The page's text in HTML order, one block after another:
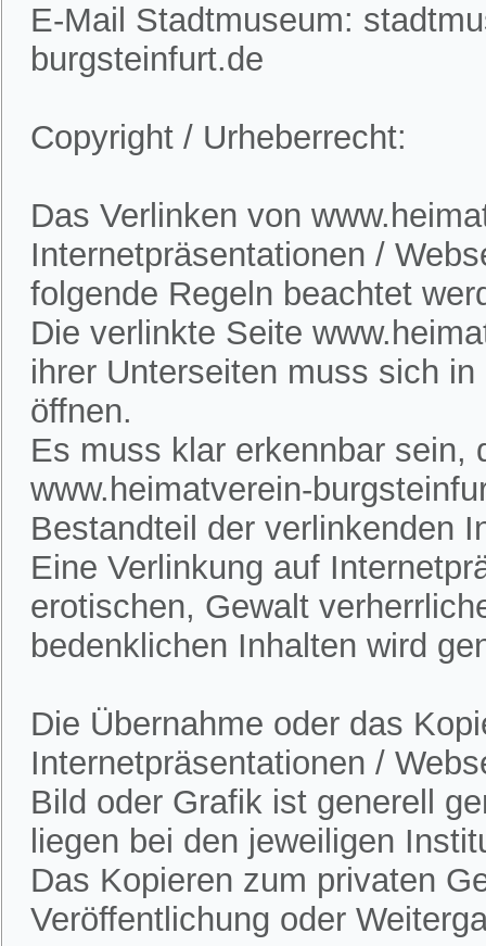
E-Mail Stadtmuseum:
burgsteinfurt.de
Copyright / Urheberrecht:
Das Verlinken von
Internetpräsentationen /
folgende Regeln beachtet
Die verlinkte Seite
ihrer Unterseiten muss sich
öffnen.
Es muss klar erkennbar sein,
www.heimatverein-
Bestandteil der verlinkenden
Eine Verlinkung auf
erotischen, Gewalt
bedenklichen Inhalten wird
Die Übernahme oder das
Internetpräsentationen /
Bild oder Grafik ist generell
liegen bei den jeweiligen
Das Kopieren zum privaten
Veröffentlichung oder